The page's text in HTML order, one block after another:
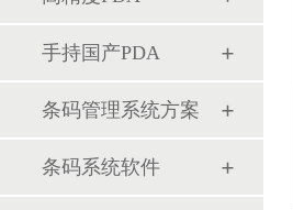
手持国产PDA
条码管理系统方案
条码系统软件